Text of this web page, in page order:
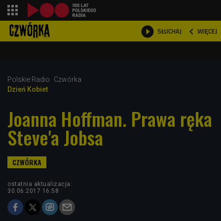
 SŁUCHAJ  WIĘCEJ

Polskie Radio
Czwórka
Dzień Kobiet
Joanna Hoffman. Prawa ręka
Steve'a Jobsa
ostatnia aktualizacja:
30.06.2017 16:58